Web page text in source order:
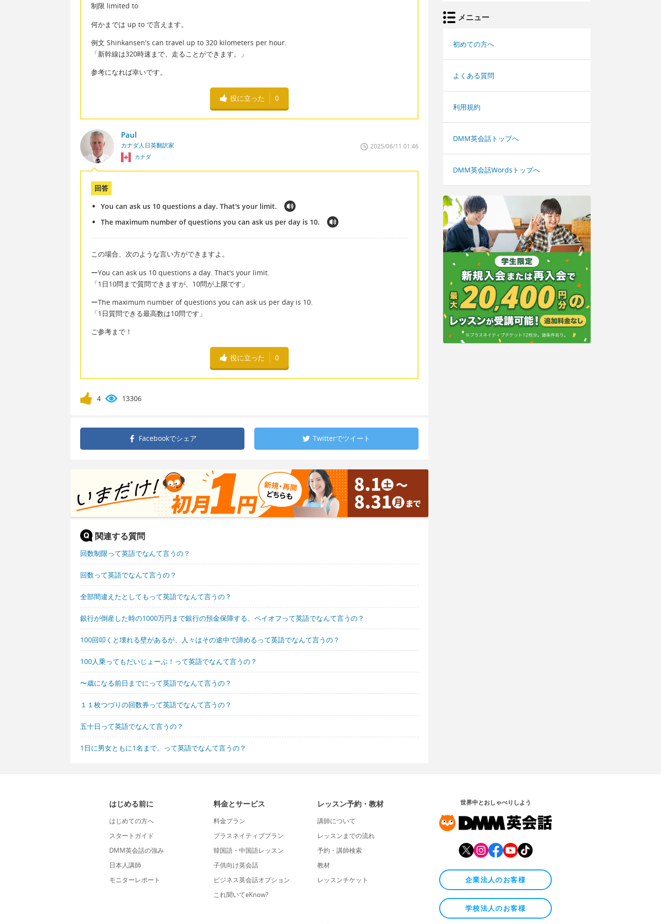
制限 limited to
何かまでは up to で言えます。
例文 Shinkansen's can travel up to 320 kilometers per hour.
「新幹線は320時速まで、走ることができます。」
参考になれば幸いです。
役に立った 0
Paul
カナダ人日英翻訳家
カナダ
2025/06/11 01:46
回答
You can ask us 10 questions a day. That's your limit.
The maximum number of questions you can ask us per day is 10.
この場合、次のような言い方ができますよ。
ーYou can ask us 10 questions a day. That's your limit.
「1日10問まで質問できますが、10問が上限です」
ーThe maximum number of questions you can ask us per day is 10.
「1日質問できる最高数は10問です」
ご参考まで！
役に立った 0
4 13306
Facebookでシェア Twitterでツイート
関連する質問
回数制限って英語でなんて言うの？
回数って英語でなんて言うの？
全部間違えたとしてもって英語でなんて言うの？
銀行が倒産した時の1000万円まで銀行の預金保障する、ペイオフって英語でなんて言うの？
100回叩くと壊れる壁があるが、人々はその途中で諦めるって英語でなんて言うの？
100人乗ってもだいじょーぶ！って英語でなんて言うの？
〜歳になる前日までにって英語でなんて言うの？
１１枚つづりの回数券って英語でなんて言うの？
五十日って英語でなんて言うの？
1日に男女ともに1名まで。って英語でなんて言うの？
メニュー
初めての方へ
よくある質問
利用規約
DMM英会話トップへ
DMM英会話Wordsトップへ
はじめる前に
はじめての方へ
スタートガイド
DMM英会話の強み
日本人講師
モニターレポート
料金とサービス
料金プラン
プラスネイティブプラン
韓国語・中国語レッスン
子供向け英会話
ビジネス英会話オプション
これ聞いてeKnow?
レッスン予約・教材
講師について
レッスンまでの流れ
予約・講師検索
教材
レッスンチケット
世界中とおしゃべりしよう
企業法人のお客様
学校法人のお客様